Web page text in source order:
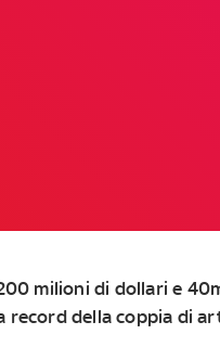
milioni di dollari e
record della coppia di